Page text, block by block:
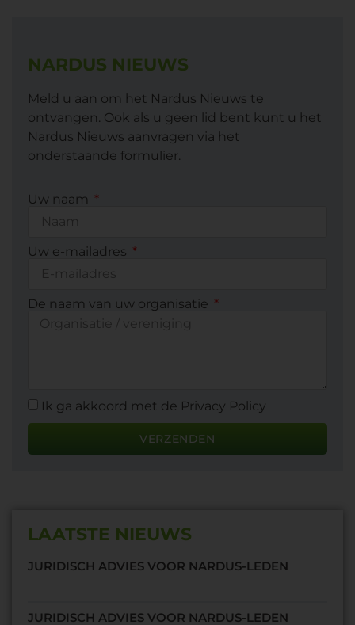
NARDUS NIEUWS
Meld u aan om het Nardus Nieuws te
ontvangen. Ook als u geen lid bent kunt u het
Nardus Nieuws aanvragen via het
onderstaande formulier.
Uw naam
Uw e-mailadres
De naam van uw organisatie
Ik ga akkoord met de Privacy Policy
VERZENDEN
LAATSTE NIEUWS
JURIDISCH ADVIES VOOR NARDUS-LEDEN
JURIDISCH ADVIES VOOR NARDUS-LEDEN